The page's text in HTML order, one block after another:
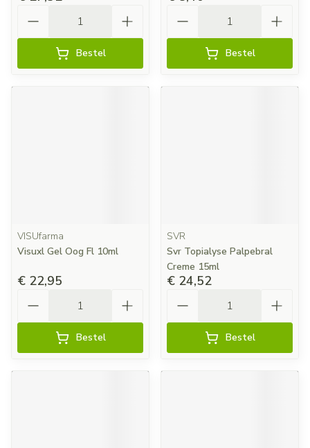
Bestel Bestel
VISUfarma
Visuxl Gel Oog Fl 10ml
€ 22,95
Bestel
SVR
Svr Topialyse Palpebral
Creme 15ml
€ 24,52
Bestel